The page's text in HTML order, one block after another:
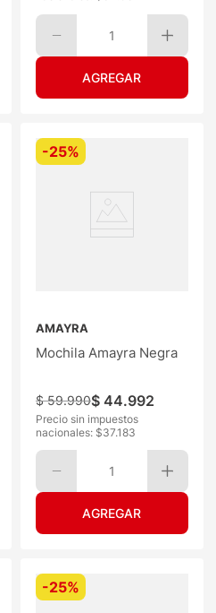
1
-25%
AMAYRA
Mochila Amayra Negra
$ 59.990$ 44.992
Precio sin impuestos
nacionales: $37.183
1
-25%